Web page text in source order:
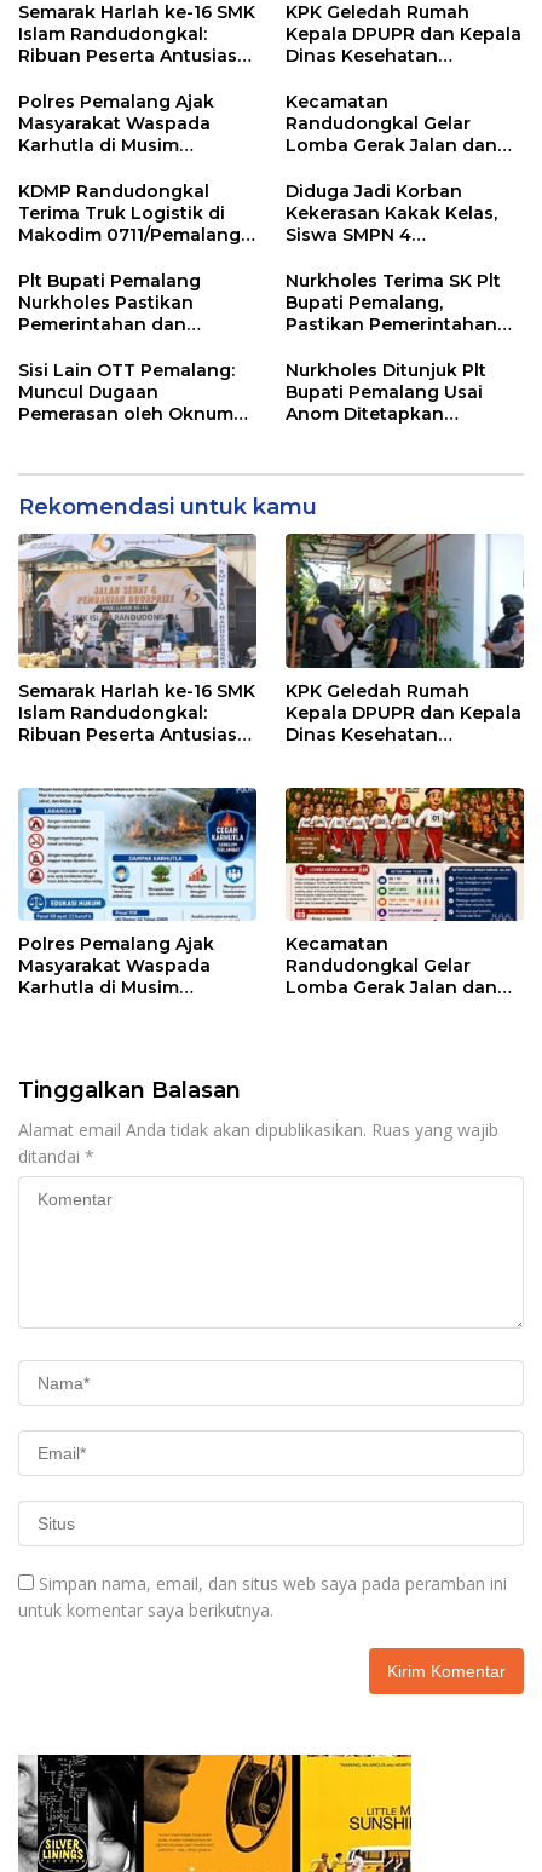
Semarak Harlah ke-16 SMK
Islam Randudongkal:
Ribuan Peserta Antusias
Berhadiah Motor
KPK Geledah Rumah
Kepala DPUPR dan Kepala
Dinas Kesehatan
Polres Pemalang Ajak
Masyarakat Waspada
Karhutla di Musim
Kecamatan
Randudongkal Gelar
Lomba Gerak Jalan dan
HUT RI ke-81
KDMP Randudongkal
Terima Truk Logistik di
Makodim 0711/Pemalang
Desa
Diduga Jadi Korban
Kekerasan Kakak Kelas,
Siswa SMPN 4
Dunia
Plt Bupati Pemalang
Nurkholes Pastikan
Pemerintahan dan
Berjalan
Nurkholes Terima SK Plt
Bupati Pemalang,
Pastikan Pemerintahan
Sisi Lain OTT Pemalang:
Muncul Dugaan
Pemerasan oleh Oknum
Nurkholes Ditunjuk Plt
Bupati Pemalang Usai
Anom Ditetapkan
Rekomendasi untuk kamu
Semarak Harlah ke-16 SMK
Islam Randudongkal:
Ribuan Peserta Antusias
KPK Geledah Rumah
Kepala DPUPR dan Kepala
Dinas Kesehatan
Polres Pemalang Ajak
Masyarakat Waspada
Karhutla di Musim
Kecamatan
Randudongkal Gelar
Lomba Gerak Jalan dan
Tinggalkan Balasan
Alamat email Anda tidak akan dipublikasikan. Ruas yang wajib
ditandai *
Simpan nama, email, dan situs web saya pada peramban ini
untuk komentar saya berikutnya.